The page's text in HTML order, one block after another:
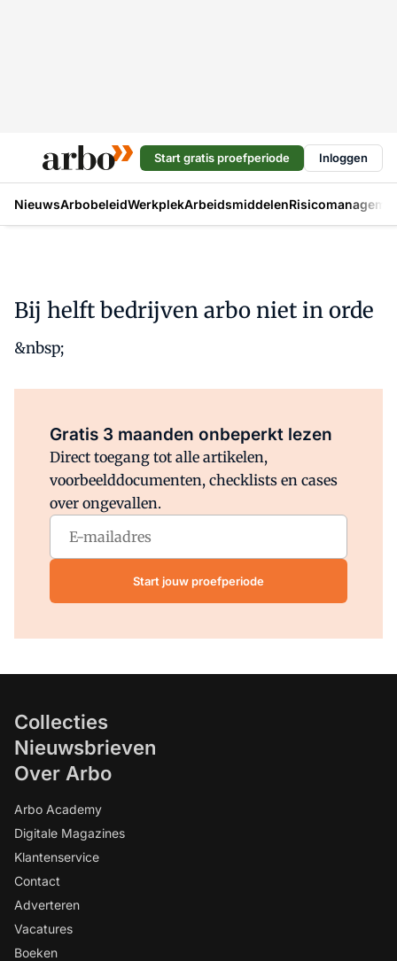
Start gratis proefperiode Inloggen
NieuwsArbobeleidWerkplekArbeidsmiddelen
Bij helft bedrijven arbo niet in orde
&nbsp;
Gratis 3 maanden onbeperkt lezen
Direct toegang tot alle artikelen,
voorbeelddocumenten, checklists en cases
over ongevallen.
Start jouw proefperiode
Collecties
Nieuwsbrieven
Over Arbo
Arbo Academy
Digitale Magazines
Klantenservice
Contact
Adverteren
Vacatures
Boeken